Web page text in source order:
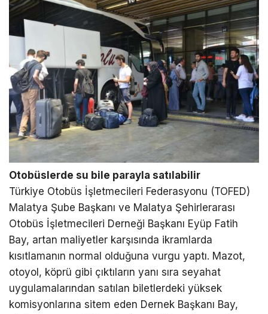
Otobüslerde su bile parayla satılabilir
Türkiye Otobüs İşletmecileri Federasyonu (TOFED)
Malatya Şube Başkanı ve Malatya Şehirlerarası
Otobüs İşletmecileri Derneği Başkanı Eyüp Fatih
Bay, artan maliyetler karşısında ikramlarda
kısıtlamanın normal olduğuna vurgu yaptı. Mazot,
otoyol, köprü gibi çıktıların yanı sıra seyahat
uygulamalarından satılan biletlerdeki yüksek
komisyonlarına sitem eden Dernek Başkanı Bay,